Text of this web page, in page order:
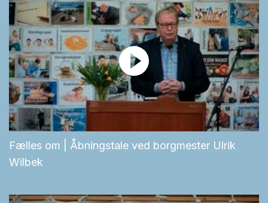
Fælles om | Åbningstale ved borgmester Ulrik
Wilbek